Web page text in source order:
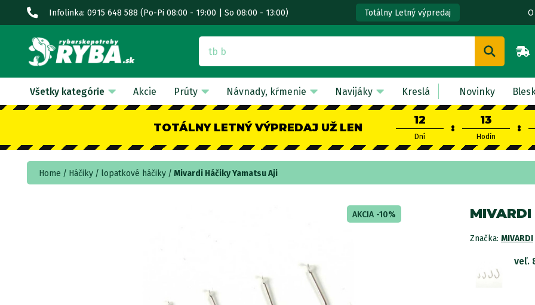
Infolinka: 0915 648 588 (Po-Pi 08:00 - 19:00 | So 08:00 - 13:00) Totálny Letný výpredaj
Všetky kategórie Akcie Prúty Návnady, kŕmenie Navijáky Kreslá Novinky
TOTÁLNY LETNÝ VÝPREDAJ UŽ LEN
12
Dní
:
13
Hodín
:
Home Háčiky lopatkové háčiky Mivardi Háčiky Yamatsu Aji
AKCIA -10%
Značka: MIVARDI
veľ.